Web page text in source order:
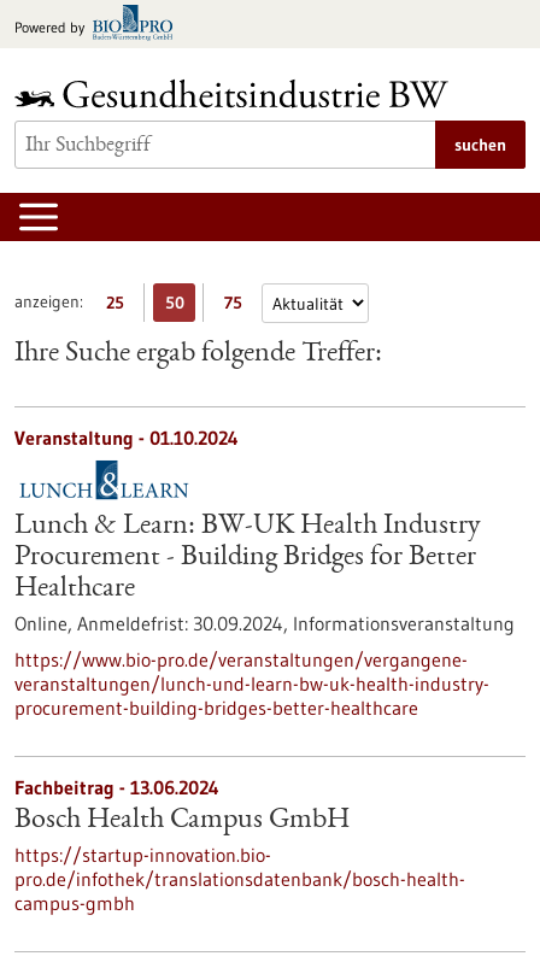
Inhalt
Powered by
suchen
anzeigen: 25 50 75
Ihre Suche ergab folgende Treffer:
Veranstaltung - 01.10.2024
Lunch & Learn: BW-UK Health Industry
Procurement - Building Bridges for Better
Healthcare
Online, Anmeldefrist: 30.09.2024, Informationsveranstaltung
https://www.bio-pro.de/veranstaltungen/vergangene-
veranstaltungen/lunch-und-learn-bw-uk-health-industry-
procurement-building-bridges-better-healthcare
Fachbeitrag - 13.06.2024
Bosch Health Campus GmbH
https://startup-innovation.bio-
pro.de/infothek/translationsdatenbank/bosch-health-
campus-gmbh